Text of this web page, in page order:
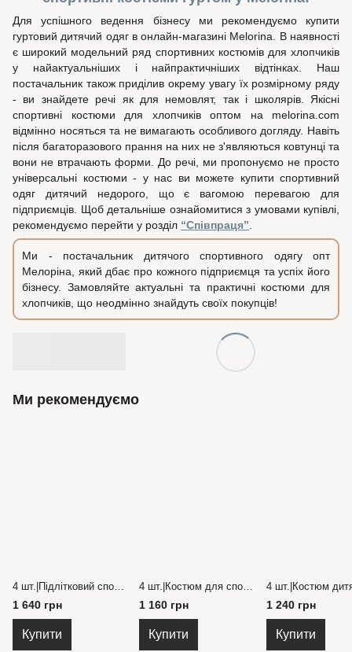
Для успішного ведення бізнесу ми рекомендуємо купити
гуртовий дитячий одяг в онлайн-магазині Melorina. В наявності
є широкий модельний ряд спортивних костюмів для хлопчиків
у найактуальніших і найпрактичніших відтінках. Наш
постачальник також приділив окрему увагу їх розмірному ряду
- ви знайдете речі як для немовлят, так і школярів. Якісні
спортивні костюми для хлопчиків оптом на melorina.com
відмінно носяться та не вимагають особливого догляду. Навіть
після багаторазового прання на них не з'являються ковтунці та
вони не втрачають форми. До речі, ми пропонуємо не просто
універсальні костюми - у нас ви можете купити спортивний
одяг дитячий недорого, що є вагомою перевагою для
підприємців. Щоб детальніше ознайомитися з умовами купівлі,
рекомендуємо перейти у розділ “Співпраця”.
Ми - постачальник дитячого спортивного одягу опт
Мелоріна, який дбає про кожного підприємця та успіх його
бізнесу. Замовляйте актуальні та практичні костюми для
хлопчиків, що неодмінно знайдуть своїх покупців!
Ми рекомендуємо
4 шт.|Підлітковий спортивний костюм трьохнитка з начосом 36-44 рр.
1 640 грн
Купити
4 шт.|Костюм для спорту дитчий трьохнитка з начосом та вушками, розмір 74-110 см.
1 160 грн
Купити
1 240 грн
Купити